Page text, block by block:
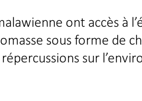
ont accès à
sous forme de
sur